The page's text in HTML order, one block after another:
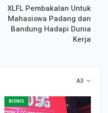
XLFL Pembakalan Untuk
Mahasiswa Padang dan
Bandung Hadapi Dunia
Kerja
All
BISNIS